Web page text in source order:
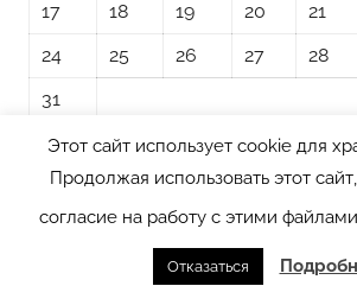
17
18 19 20 21
24
25 26 27 28
31
« Ноя
Тема WordPress: Donovan от
Этот сайт использует cookie для
Продолжая использовать этот
согласие на работу с этими
Отказаться